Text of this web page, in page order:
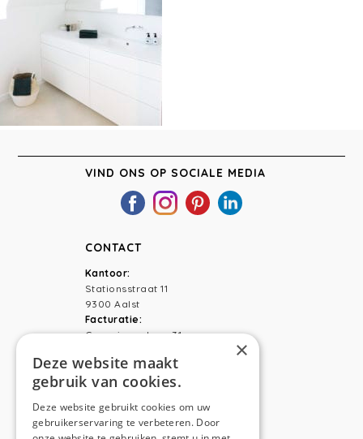
VIND ONS OP SOCIALE MEDIA
CONTACT
Kantoor:
Stationsstraat 11
9300 Aalst
Facturatie:
Capucienenlaan 31
Telefoon:0473 44 56 94
NAVIGATION
×
Deze website maakt
gebruik van cookies.
Deze website gebruikt cookies om uw
gebruikerservaring te verbeteren. Door